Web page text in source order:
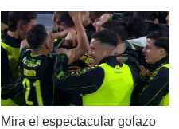
Mira el espectacular golazo